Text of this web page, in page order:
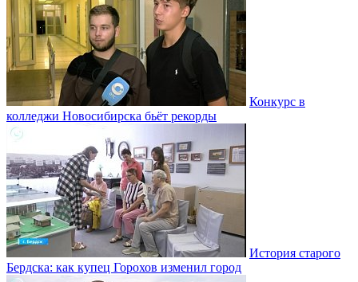
Конкурс в
колледжи Новосибирска бьёт рекорды
История старого
Бердска: как купец Горохов изменил город